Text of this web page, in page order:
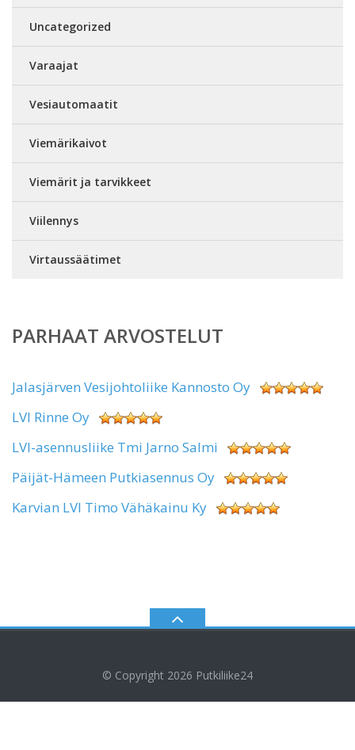
Uncategorized
Varaajat
Vesiautomaatit
Viemärikaivot
Viemärit ja tarvikkeet
Viilennys
Virtaussäätimet
PARHAAT ARVOSTELUT
Jalasjärven Vesijohtoliike Kannosto Oy
LVI Rinne Oy
LVI-asennusliike Tmi Jarno Salmi
Päijät-Hämeen Putkiasennus Oy
Karvian LVI Timo Vähäkainu Ky
© Copyright 2026 Putkiliike24